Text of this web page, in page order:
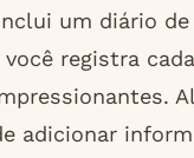
um diário de
registra
adicionar